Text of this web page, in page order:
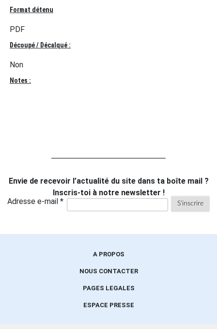
Format détenu
PDF
Découpé / Décalqué :
Non
Notes :
Envie de recevoir l’actualité du site dans ta boîte mail ?
Inscris-toi à notre newsletter !
Adresse e-mail *
A PROPOS
NOUS CONTACTER
PAGES LEGALES
ESPACE PRESSE